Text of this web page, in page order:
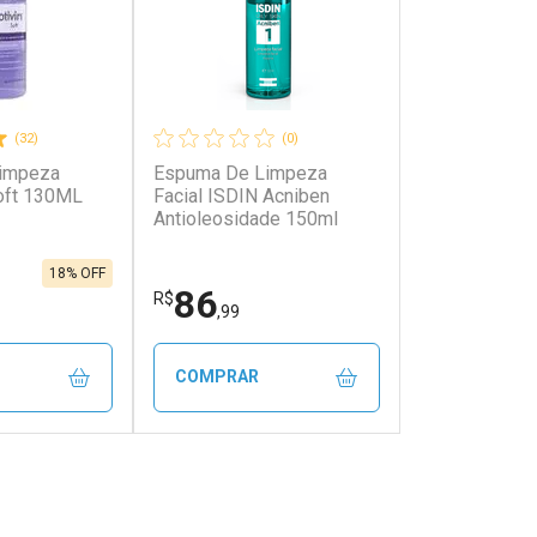
(32)
130ML
18% OFF
(0)
Espuma De Limpeza
Facial ISDIN Acniben
Antioleosidade 150ml
R$86,99
COMPRAR